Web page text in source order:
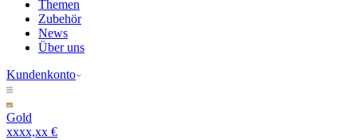
Themen
Zubehör
News
Über uns
Kundenkonto
Gold
xxxx,xx €